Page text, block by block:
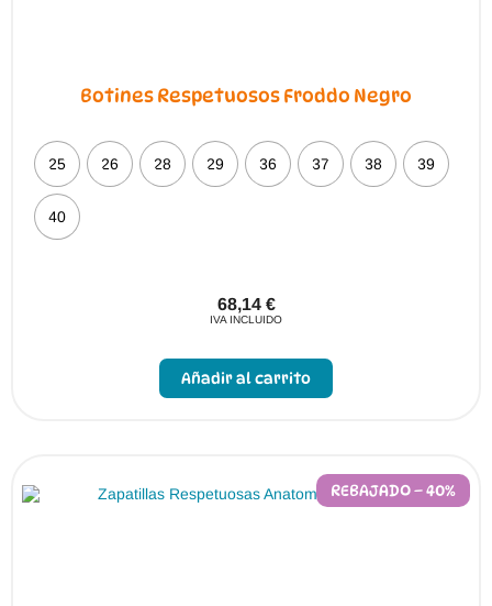
Botines Respetuosos Froddo Negro
25 26 28 29 36 37 38 39
40
68,14 €
IVA INCLUIDO
Añadir al carrito
se
pueden
elegir
REBAJADO – 40%